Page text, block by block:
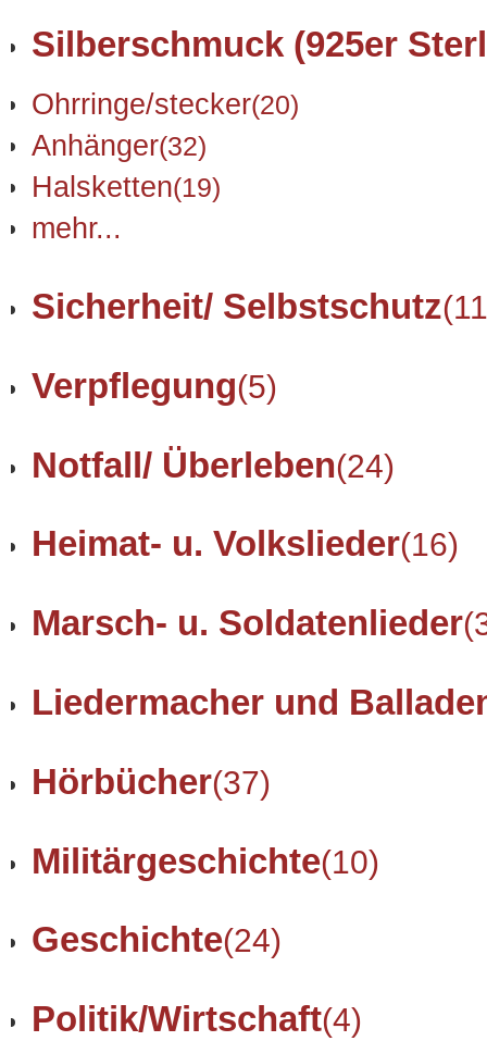
Silberschmuck (925er
Ohrringe/stecker(20)
Anhänger(32)
Halsketten(19)
mehr...
Sicherheit/ Selbstschutz
Verpflegung(5)
Notfall/ Überleben(24)
Heimat- u. Volkslieder(16)
Marsch- u. Soldatenlieder
Liedermacher und
Hörbücher(37)
Militärgeschichte(10)
Geschichte(24)
Politik/Wirtschaft(4)